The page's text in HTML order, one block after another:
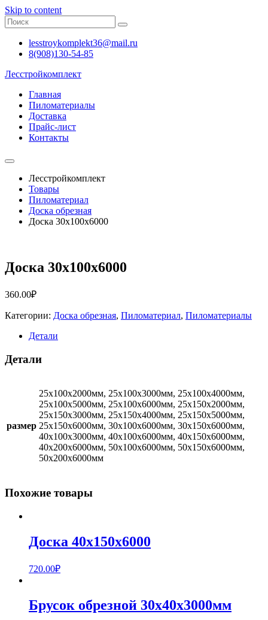
Skip to content
lesstroykomplekt36@mail.ru
8(908)130-54-85
Лесстройкомплект
Главная
Пиломатериалы
Доставка
Прайс-лист
Контакты
Лесстройкомплект
Товары
Пиломатериал
Доска обрезная
Доска 30х100х6000
Доска 30х100х6000
360.00₽
Категории: Доска обрезная, Пиломатериал, Пиломатериалы
Детали
Детали
размер
25х100х2000мм, 25х100х3000мм, 25х100х4000мм,
25х100х5000мм, 25х100х6000мм, 25х150х2000мм,
25х150х3000мм, 25х150х4000мм, 25х150х5000мм,
25х150х6000мм, 30х100х6000мм, 30х150х6000мм,
40х100х3000мм, 40х100х6000мм, 40х150х6000мм,
40х200х6000мм, 50х100х6000мм, 50х150х6000мм,
50х200х6000мм
Похожие товары
Доска 40х150х6000
720.00₽
Брусок обрезной 30x40x3000мм